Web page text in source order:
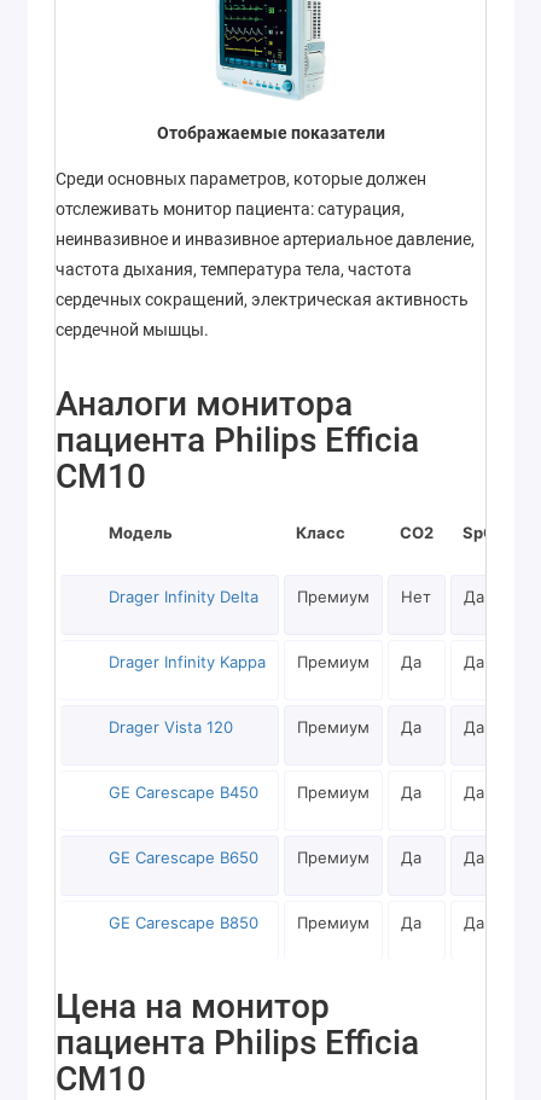
Отображаемые показатели
Среди основных параметров, которые должен
отслеживать монитор пациента: сатурация,
неинвазивное и инвазивное артериальное давление,
частота дыхания, температура тела, частота
сердечных сокращений, электрическая активность
сердечной мышцы.
Аналоги монитора
пациента Philips Efficia
CM10
Модель Класс CO2 SpO2
Drager Infinity Delta Премиум Нет Да
Drager Infinity Kappa Премиум Да Да
Drager Vista 120 Премиум Да Да
GE Carescape B450 Премиум Да Да
GE Carescape B650 Премиум Да Да
GE Carescape B850 Премиум Да Да
Цена на монитор
пациента Philips Efficia
CM10